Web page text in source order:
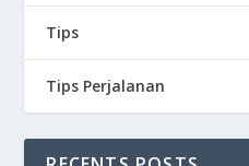
Tips
Tips Perjalanan